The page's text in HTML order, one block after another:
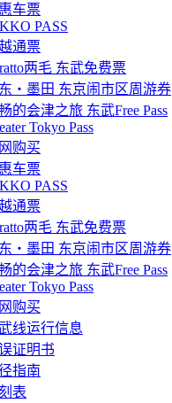
车票
PASS
通票
两毛 东武免费票
・墨田 东京闹市区周游券
的会津之旅 东武Free Pass
Tokyo Pass
网购买
车票
PASS
通票
两毛 东武免费票
・墨田 东京闹市区周游券
的会津之旅 东武Free Pass
Tokyo Pass
网购买
线运行信息
证明书
指南
表